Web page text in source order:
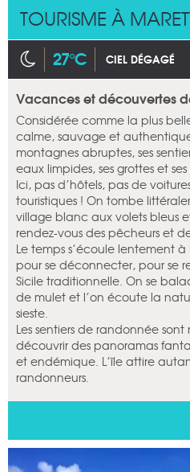
TOURISME À
27°C CIEL DÉGAGÉ
Vacances et découvertes
Considérée comme la plus
calme, sauvage et
montagnes abruptes, ses
eaux limpides, ses grottes et
Ici, pas d’hôtels, pas de
touristiques ! On tombe
village blanc aux volets bleus
rendez-vous des pêcheurs et
Le temps s’écoule lentement
pour se déconnecter, pour se
Sicile traditionnelle. On se
de mulet et l’on écoute la
sieste.
Les sentiers de randonnée
découvrir des panoramas
et endémique. L’île attire
randonneurs.